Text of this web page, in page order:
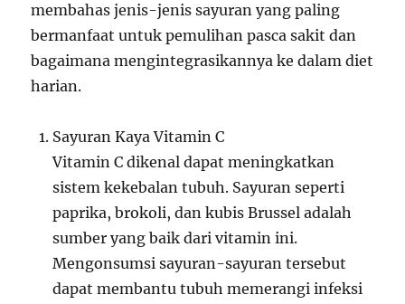
membahas jenis-jenis sayuran yang paling
bermanfaat untuk pemulihan pasca sakit dan
bagaimana mengintegrasikannya ke dalam diet
harian.
Sayuran Kaya Vitamin C
Vitamin C dikenal dapat meningkatkan
sistem kekebalan tubuh. Sayuran seperti
paprika, brokoli, dan kubis Brussel adalah
sumber yang baik dari vitamin ini.
Mengonsumsi sayuran-sayuran tersebut
dapat membantu tubuh memerangi infeksi